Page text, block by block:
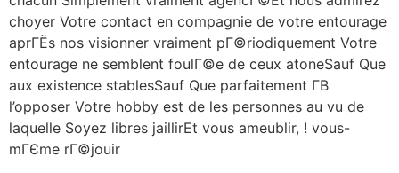
choyer Votre contact en compagnie de votre entourage
aprГЁs nos visionner vraiment pГ©riodiquement Votre
entourage ne semblent foulГ©e de ceux atoneSauf Que
aux existence stablesSauf Que parfaitement Г­В
l’opposer Votre hobby est de les personnes au vu de
laquelle Soyez libres jaillirEt vous ameublir, ! vous-
mГЄme rГ©jouir